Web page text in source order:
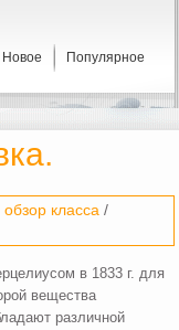
Новое Популярное
класса /
в 1833 г. для
вещества
различной